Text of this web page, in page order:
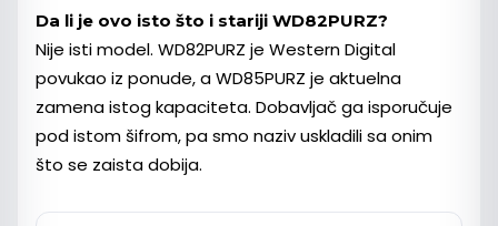
Da li je ovo isto što i stariji WD82PURZ?
Nije isti model. WD82PURZ je Western Digital
povukao iz ponude, a WD85PURZ je aktuelna
zamena istog kapaciteta. Dobavljač ga isporučuje
pod istom šifrom, pa smo naziv uskladili sa onim
što se zaista dobija.